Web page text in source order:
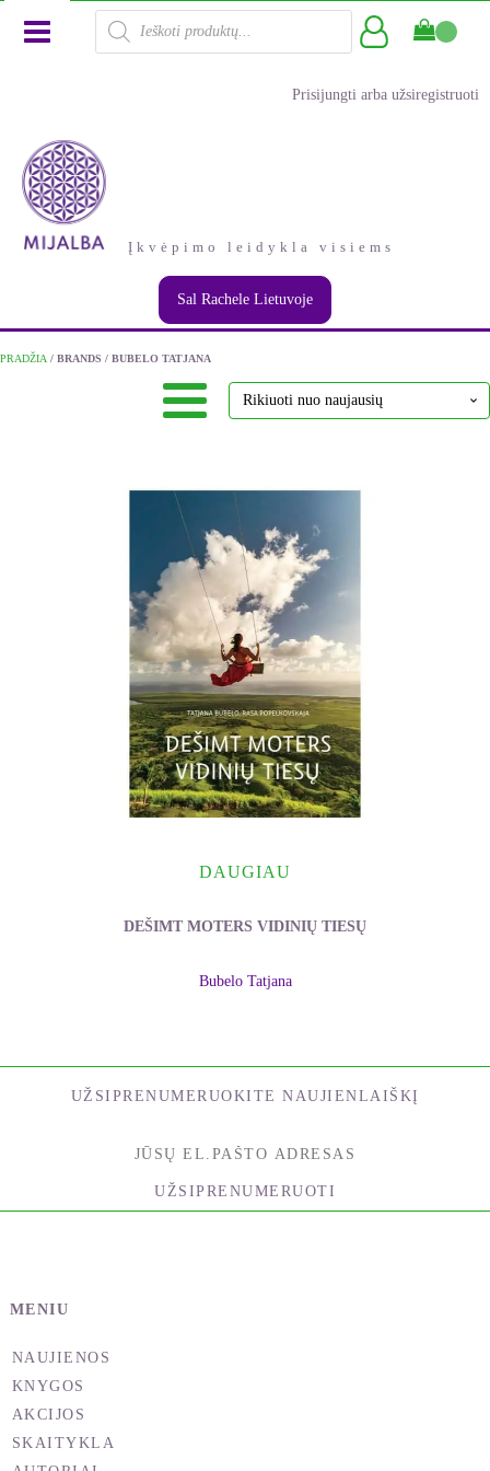
Products
search
Prisijungti arba užsiregistruoti
Įkvėpimo leidykla visiems
Sal Rachele Lietuvoje
PRADŽIA / BRANDS / BUBELO TATJANA
DAUGIAU
DEŠIMT MOTERS VIDINIŲ TIESŲ
Bubelo Tatjana
UŽSIPRENUMERUOKITE NAUJIENLAIŠKĮ
UŽSIPRENUMERUOTI
MENIU
NAUJIENOS
KNYGOS
AKCIJOS
SKAITYKLA